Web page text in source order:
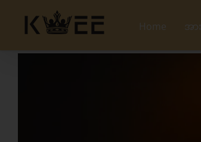
content
Home အာ